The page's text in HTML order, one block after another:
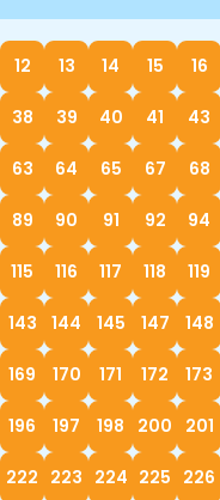
12 13 14 15 16
38 39 40 41 43
63 64 65 67 68
89 90 91 92 94
115 116 117 118 119
143 144 145 147 148
169 170 171 172 173
196 197 198 200 201
222 223 224 225 226